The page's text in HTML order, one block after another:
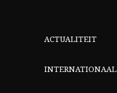
ACTUALITEIT
INTERNATIONAAL